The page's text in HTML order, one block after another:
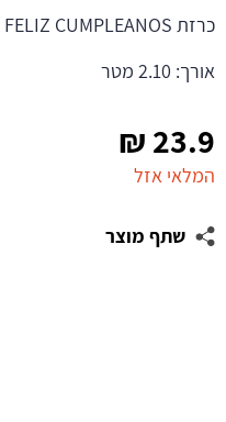
23.9
₪
המלאי אזל
שתף מוצר
כרזת FELIZ CUMPLEANOS בקונספט סוניק
אורך: 2.10 מטר